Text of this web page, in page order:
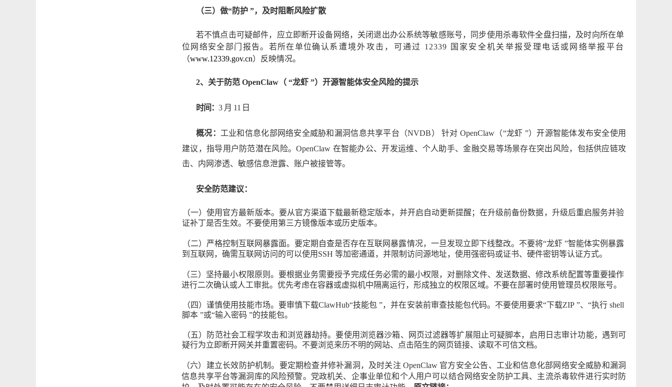
（三）做“防护 ”，及时阻断风险扩散
若不慎点击可疑邮件，应立即断开设备网络，关闭退出办公系统等敏感账号，同步使用杀毒软件全盘扫描，及时向所在单
位网络安全部门报告。若所在单位确认 系遭境外攻击，可通过 12339 国家安全机关举报 受理电话或网络举报平台
（www.12339.gov.cn）反映情况。
2、关于防范 OpenClaw（ “龙虾 ”）开源智能体安全风险的提示
时间： 3 月 11 日
概况： 工业和信息化部网络安全威胁和漏洞信息共享平台 （NVDB） 针对 OpenClaw（“龙虾 ”）开源智能体发布安全使用
建议，指导用户防范潜在风险。OpenClaw 在智能办公、开发运维、个人助手、金融交易等场景存在突出风险，包括供应链攻
击、内网渗透、敏感信息泄露、账户被接管等。
安全防范建议：
（一）使用官方最新版本。要从官方渠道下载最新稳定版本，并开启自动更新提醒；在升级前备份数据，升级后重启服务并验
证补丁是否生效。不要使用第三方镜像版本或历史版本。
（二）严格控制互联网暴露面。要定期自查是否存在互联网暴露情况，一旦发现立即下线整改。不要将“龙虾 ”智能体实例暴露
到互联网，确需互联网访问的可以使用 SSH 等加密通道，并限制访问源地址，使用强密码或证书、硬件密钥等认证方式。
（三）坚持最小权限原则。要根据业务需要授予完成任务必需的最小权限，对删 除文件、发送数据、修改系统配置等重要操作
进行二次确认或人工审批。优先考虑在容器或虚拟机中隔离运行，形成独立的权限区域。不要在部署时使用管理员权限账号。
（四）谨慎使用技能市场。要审慎下载ClawHub“技能包 ”，并在安装前审查技能包代码。不要使用要求“下载ZIP ”、“执行 shell
脚本 ”或“输入密码 ”的技能包。
（五）防范社会工程学攻击和浏览器劫持。要使用浏览器沙箱、网页过滤器等扩展阻止可疑脚本，启用日志审计功能，遇到可
疑行为立即断开网关并重置密码。 不要浏览来历不明的网站、点击陌生的网页链接、读取不可信文档。
（六）建立长效防护机制。要定期检查并修补漏洞，及时关注 OpenClaw 官方安全公告、工业和信息化部网络安全威胁和漏洞
信息共享平台等漏洞库的风险预警。党政机关、企事业单位和个人用户可以结合网络安全防护工具、主流杀毒软件进行实时防